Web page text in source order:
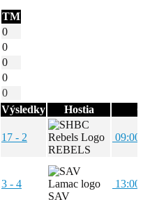
TM
0
0
0
0
0
Výsledky Hostia
17 - 2
REBELS
3 - 4
SAV